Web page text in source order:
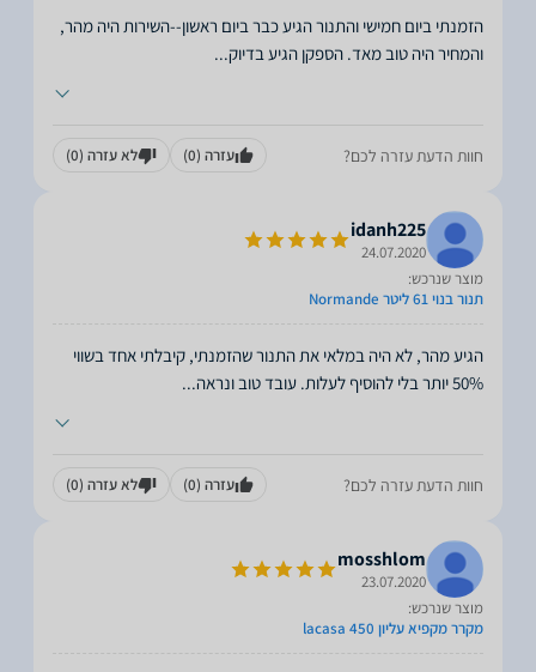
הזמנתי ביום חמישי והתנור הגיע כבר ביום ראשון--השירות היה מהר,
והמחיר היה טוב מאד. הספקן הגיע בדיוק...
חוות הדעת עזרה לכם? עזרה (0) לא עזרה (0)
idanh225
24.07.2020
מוצר שנרכש:
תנור בנוי 61 ליטר Normande
הגיע מהר, לא היה במלאי את התנור שהזמנתי, קיבלתי אחד בשווי
50% יותר בלי להוסיף לעלות. עובד טוב ונראה
...
חוות הדעת עזרה לכם? עזרה (0) לא עזרה (0)
mosshlom
23.07.2020
מוצר שנרכש:
מקרר מקפיא עליון lacasa 450